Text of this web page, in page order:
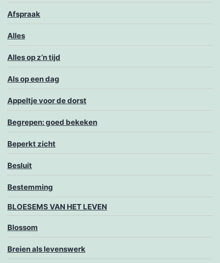
Afspraak
Alles
Alles op z’n tijd
Als op een dag
Appeltje voor de dorst
Begrepen: goed bekeken
Beperkt zicht
Besluit
Bestemming
BLOESEMS VAN HET LEVEN
Blossom
Breien als levenswerk